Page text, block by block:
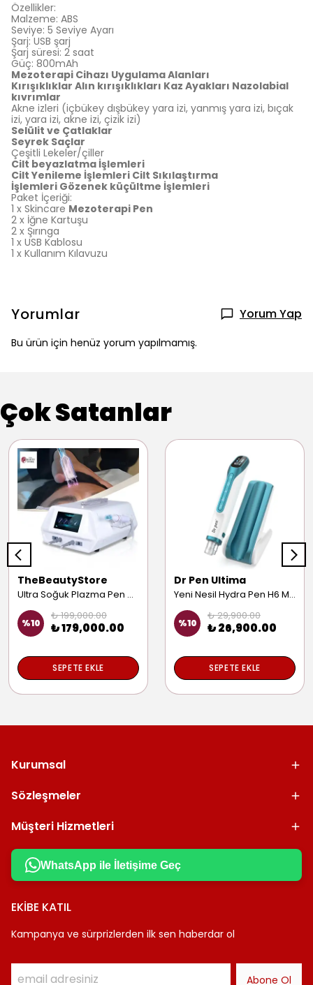
Özellikler:
Malzeme: ABS
Seviye: 5 Seviye Ayarı
Şarj: USB şarj
Şarj süresi: 2 saat
Güç: 800mAh
Mezoterapi Cihazı Uygulama Alanları
Kırışıklıklar Alın kırışıklıkları Kaz Ayakları Nazolabial
kıvrımlar
Akne izleri (içbükey dışbükey yara izi, yanmış yara izi, bıçak
izi, yara izi, akne izi, çizik izi)
Selülit ve Çatlaklar
Seyrek Saçlar
Çeşitli Lekeler/çiller
Cilt beyazlatma İşlemleri
Cilt Yenileme İşlemleri Cilt Sıkılaştırma
İşlemleri Gözenek küçültme İşlemleri
Paket İçeriği:
1 x Skincare Mezoterapi Pen
2 x İğne Kartuşu
2 x Şırınga
1 x USB Kablosu
1 x Kullanım Kılavuzu
Yorumlar Yorum Yap
Bu ürün için henüz yorum yapılmamış.
Çok Satanlar
TheBeautyStore
Ultra Soğuk Plazma Pen Cilt Sıkılaştırma Gençleştirme Yüz Yenileme Saç Güçlendirme Anti Aging Cihazı
%10
₺ 199,000.00
₺ 179,000.00
SEPETE EKLE
Dr Pen Ultima
Yeni Nesil Hydra Pen H6 Mezoterapi Cihazı Yüz Iz Leke Kırışıklık Giderme Prp Dermapen Makinesi
%10
₺ 29,900.00
₺ 26,900.00
SEPETE EKLE
Kurumsal
Sözleşmeler
Müşteri Hizmetleri
WhatsApp ile İletişime Geç
EKİBE KATIL
Kampanya ve sürprizlerden ilk sen haberdar ol
Abone Ol